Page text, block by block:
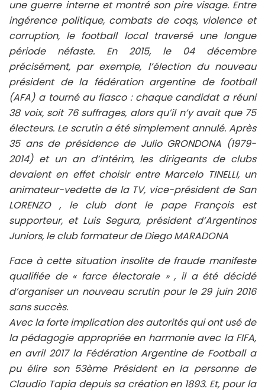
une guerre interne et montré son pire visage. Entre
ingérence politique, combats de coqs, violence et
corruption, le football local traversé une longue
période néfaste. En 2015, le 04 décembre
précisément, par exemple, l’élection du nouveau
président de la fédération argentine de football
(AFA) a tourné au fiasco : chaque candidat a réuni
38 voix, soit 76 suffrages, alors qu’il n’y avait que 75
électeurs. Le scrutin a été simplement annulé. Après
35 ans de présidence de Julio GRONDONA (1979-
2014) et un an d’intérim, les dirigeants de clubs
devaient en effet choisir entre Marcelo TINELLI, un
animateur-vedette de la TV, vice-président de San
LORENZO , le club dont le pape François est
supporteur, et Luis Segura, président d’Argentinos
Juniors, le club formateur de Diego MARADONA
Face à cette situation insolite de fraude manifeste
qualifiée de « farce électorale » , il a été décidé
d’organiser un nouveau scrutin pour le 29 juin 2016
sans succès.
Avec la forte implication des autorités qui ont usé de
la pédagogie appropriée en harmonie avec la FIFA,
en avril 2017 la Fédération Argentine de Football a
pu élire son 53ème Président en la personne de
Claudio Tapia depuis sa création en 1893. Et, pour la